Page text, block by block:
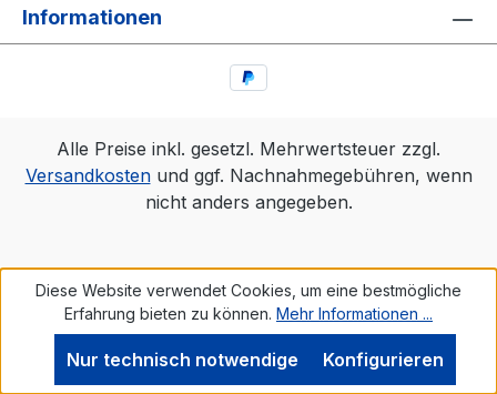
Informationen
Alle Preise inkl. gesetzl. Mehrwertsteuer zzgl.
Versandkostenund ggf. Nachnahmegebühren, wenn
nicht anders angegeben.
Diese Website verwendet Cookies, um eine bestmögliche
Erfahrung bieten zu können. Mehr Informationen ...
Nur technisch notwendige Konfigurieren